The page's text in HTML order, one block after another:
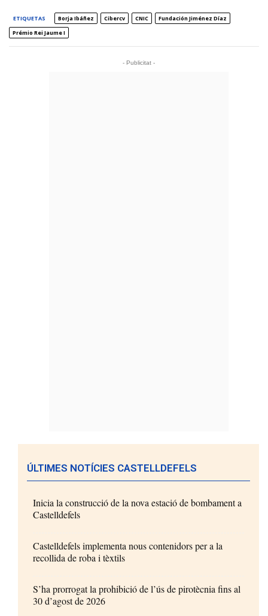
ETIQUETAS Borja Ibáñez Cibercv CNIC
Fundación Jiménez Díaz
Prémio Rei Jaume I
- Publicitat -
ÚLTIMES NOTÍCIES CASTELLDEFELS
Inicia la construcció de la nova estació de bombament a
Castelldefels
Castelldefels implementa nous contenidors per a la
recollida de roba i tèxtils
S’ha prorrogat la prohibició de l’ús de pirotècnia fins al
30 d’agost de 2026